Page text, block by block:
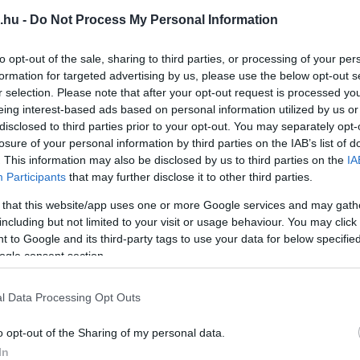
- Do Not Process My Personal Information
opt-out of the sale, sharing to third parties, or processing of your
for targeted advertising by us, please use the below opt-out
selection. Please note that after your opt-out request is processed
interest-based ads based on personal information utilized by us
to third parties prior to your opt-out. You may separately
of your personal information by third parties on the IAB’s list of
This information may also be disclosed by us to third parties on the
Participants that may further disclose it to other third parties.
that this website/app uses one or more Google services and may
but not limited to your visit or usage behaviour. You may
to Google and its third-party tags to use your data for below
consent section.
Data Processing Opt Outs
opt-out of the Sharing of my personal data.
ugyanakkor tagadhatatlan, hogy az anyagi
biztonság jelentős hatással van az életminőségre
és a párkapcsolatok stabilitására. Amikor egy pár
pénzügyi nehézségekkel szembesül, a
mindennapok során olyan feszültségek jelenhetnek
meg, amelyek korábban nem léteztek, és ezek
komoly próbat...
TOVÁBB...
drágakövekkel ékesített ékszerek
érzelmek, elköteleződés és elegancia jelképei.